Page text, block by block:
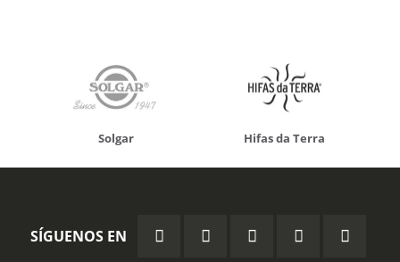
Solgar Hifas da Terra
SÍGUENOS EN